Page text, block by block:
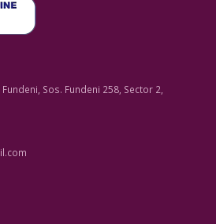
Sos. Fundeni 258, Sector 2,